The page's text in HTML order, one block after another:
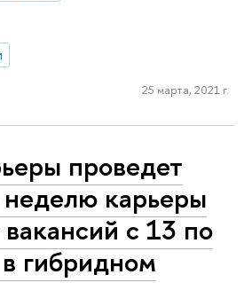
25 марта, 2021 г.
проведет
карьеры
с 13 по
гибридном